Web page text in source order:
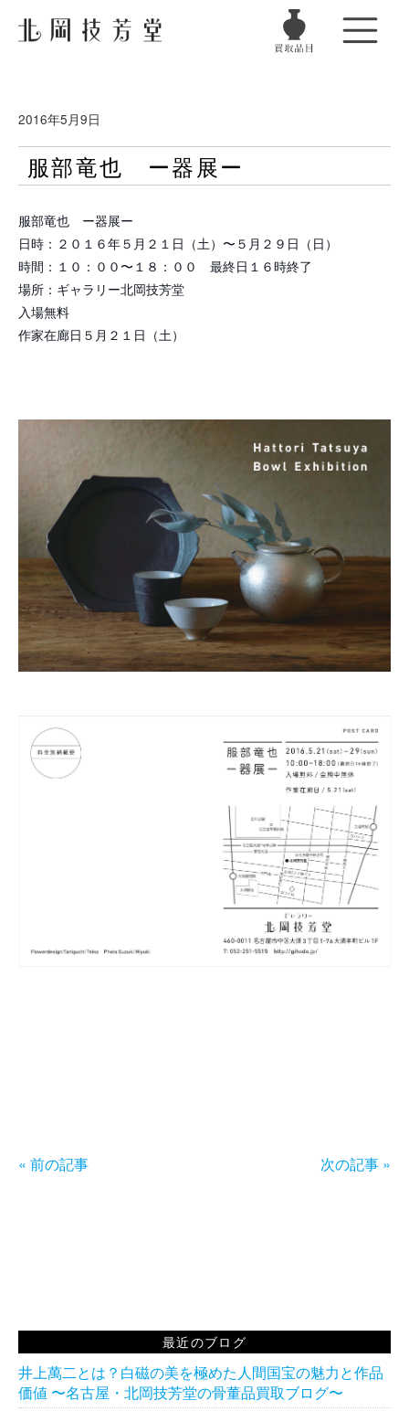
2016年5月9日
服部竜也 ー器展ー
服部竜也 ー器展ー
日時：２０１６年５月２１日（土）〜５月２９日（日）
時間：１０：００〜１８：００ 最終日１６時終了
場所：ギャラリー北岡技芳堂
入場無料
作家在廊日５月２１日（土）
« 前の記事 次の記事 »
最近のブログ
井上萬二とは？白磁の美を極めた人間国宝の魅力と作品
価値 〜名古屋・北岡技芳堂の骨董品買取ブログ〜